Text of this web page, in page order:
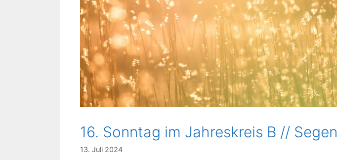
16. Sonntag im Jahreskreis B // Segen
13. Juli 2024